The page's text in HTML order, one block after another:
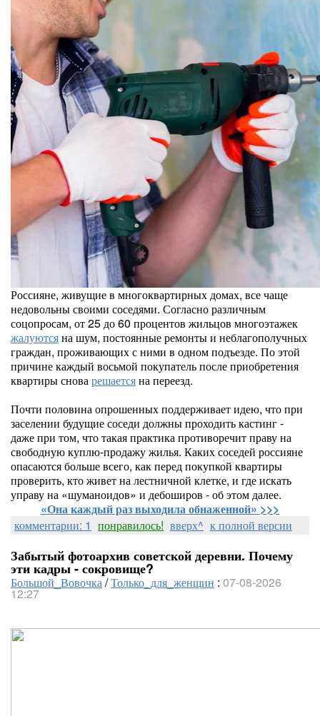
Россияне, живущие в многоквартирных домах, все чаще
недовольны своими соседями. Согласно различным
соцопросам, от 25 до 60 процентов жильцов многоэтажек
жалуютсяна шум, постоянные ремонты и неблагополучных
граждан, проживающих с ними в одном подъезде. По этой
причине каждый восьмой покупатель после приобретения
квартиры сноварешаетсяна переезд.
Почти половина опрошенных поддерживает идею, что при
заселении будущие соседи должны проходить кастинг -
даже при том, что такая практика противоречит праву на
свободную куплю-продажу жилья. Каких соседей россияне
опасаются больше всего, как перед покупкой квартиры
проверить, кто живет на лестничной клетке, и где искать
управу на «шуманоидов» и дебоширов - об этом далее.
«Она каждый раз выходила обнаженной» >>>
комментарии: 1 понравилось! вверх^ к полной версии
Забытый фотоархив советской деревни. Почему
эти кадры - сокровище?
Большой_Вовочка/Только_для_женщин : 07-08-2026
12:27